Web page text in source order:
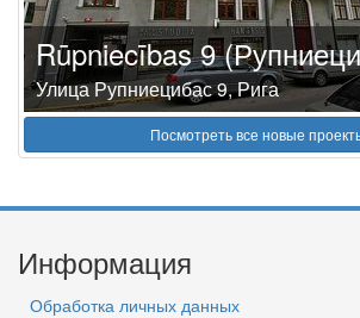
Rūpniecības 9
Улица Рупниецибас 9, Рига
Посмотреть все новые
Информация
Обработка личных данных